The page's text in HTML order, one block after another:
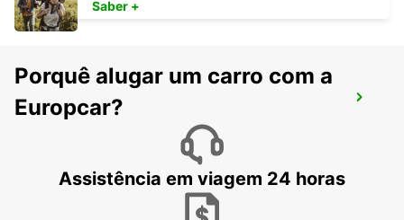
BREMEN WOLTMERSHAUSEN
BREMEN - GERMANY
Saber +
Porquê alugar um carro com a
Europcar?
Assistência em viagem 24 horas